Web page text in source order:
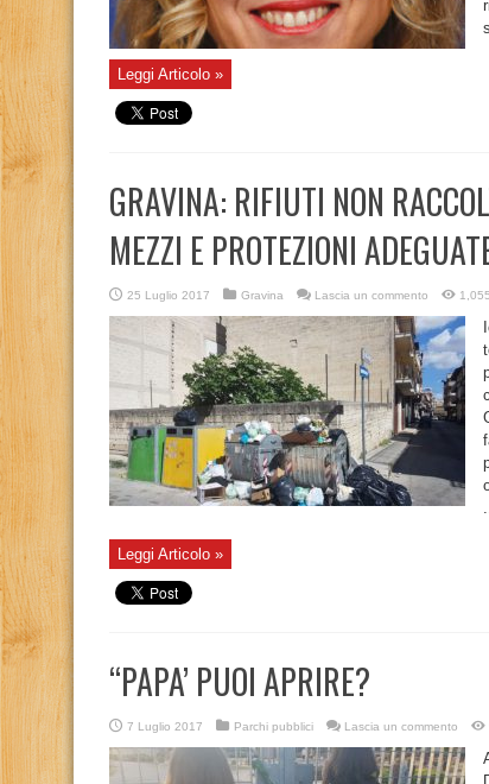
Leggi Articolo »
GRAVINA: RIFIUTI NON
MEZZI E PROTEZIONI
25 Luglio 2017 Gravina Lascia un commento
Leggi Articolo »
“PAPA’ PUOI APRIRE?
7 Luglio 2017 Parchi pubblici Lascia un commento